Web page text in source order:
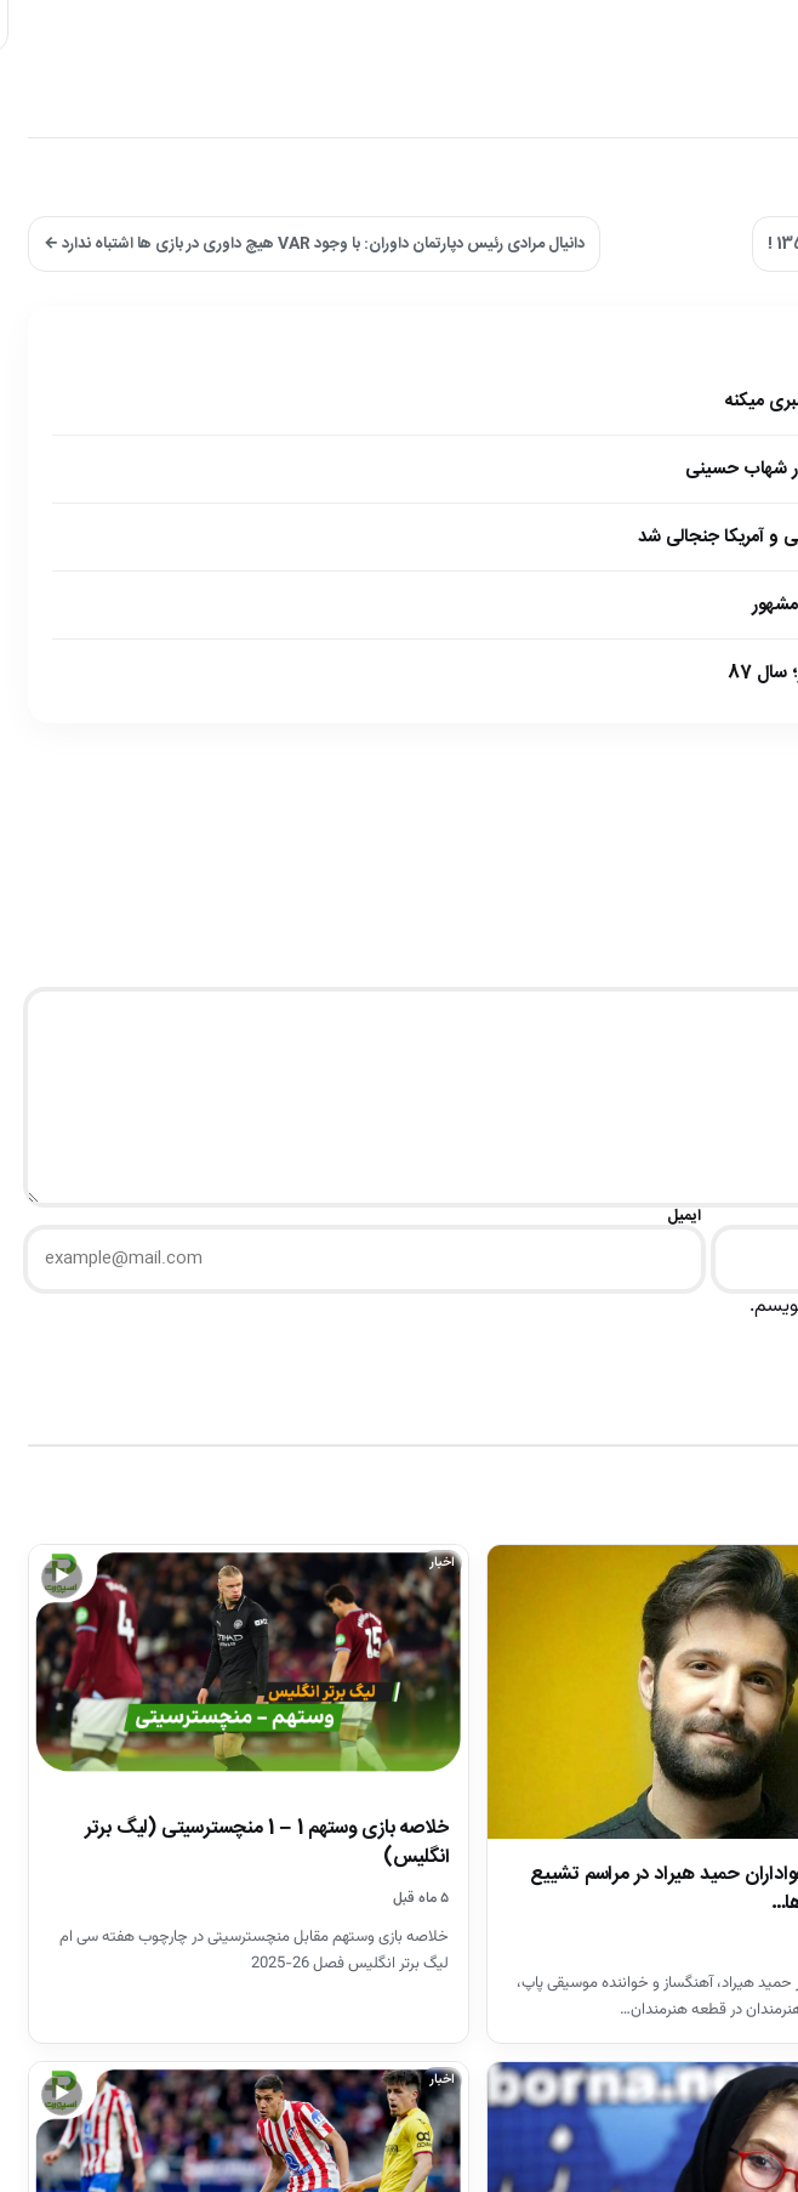
دانیال مرادی رئیس دپارتمان داوران: با وجود VAR هیچ داوری در بازی ها اشتباه ندارد ←
میکنه
آمریکا جنجالی شد
87
ایمیل
حمید هیراد در مراسم تشییع
هیراد، آهنگساز و خواننده موسیقی پاپ،
در قطعه هنرمندان…
▶
اخبار
خلاصه بازی وستهم 1 – 1 منچسترسیتی (لیگ برتر
انگلیس)
۵ ماه قبل
خلاصه بازی وستهم مقابل منچسترسیتی در چارچوب هفته سی ام
لیگ برتر انگلیس فصل 26-2025
▶
اخبار